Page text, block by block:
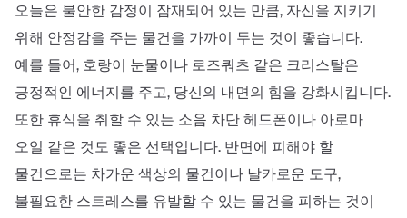
오늘은 불안한 감정이 잠재되어 있는 만큼, 자신을 지키기
위해 안정감을 주는 물건을 가까이 두는 것이 좋습니다.
예를 들어, 호랑이 눈물이나 로즈쿼츠 같은 크리스탈은
긍정적인 에너지를 주고, 당신의 내면의 힘을 강화시킵니다.
또한 휴식을 취할 수 있는 소음 차단 헤드폰이나 아로마
오일 같은 것도 좋은 선택입니다. 반면에 피해야 할
물건으로는 차가운 색상의 물건이나 날카로운 도구,
불필요한 스트레스를 유발할 수 있는 물건을 피하는 것이